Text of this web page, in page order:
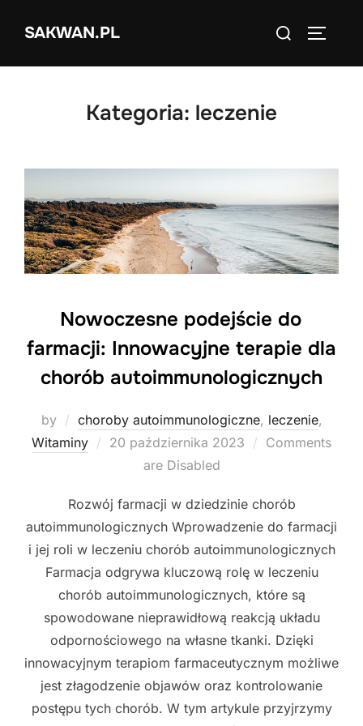
SAKWAN.PL
Search
Kategoria: leczenie
Nowoczesne podejście do
farmacji: Innowacyjne terapie dla
chorób autoimmunologicznych
by choroby autoimmunologiczne, leczenie,
Witaminy
Posted
20 października 2023
Comments
are Disabled
Rozwój farmacji w dziedzinie chorób
autoimmunologicznych Wprowadzenie do farmacji
i jej roli w leczeniu chorób autoimmunologicznych
Farmacja odgrywa kluczową rolę w leczeniu
chorób autoimmunologicznych, które są
spowodowane nieprawidłową reakcją układu
odpornościowego na własne tkanki. Dzięki
innowacyjnym terapiom farmaceutycznym możliwe
jest złagodzenie objawów oraz kontrolowanie
postępu tych chorób. W tym artykule przyjrzymy